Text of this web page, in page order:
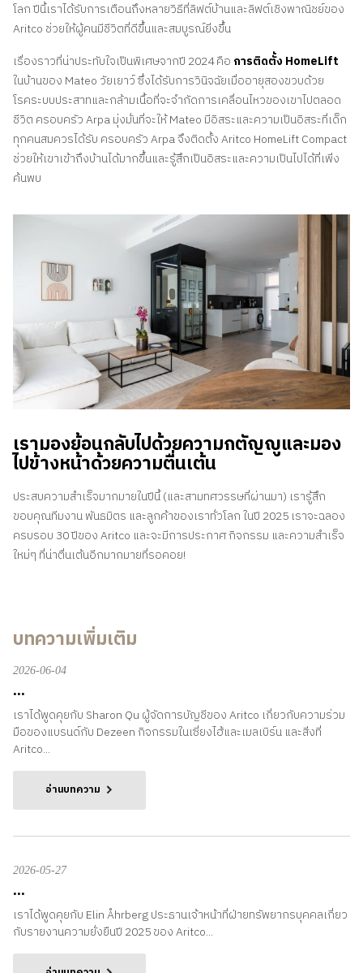
โลก ปีนี้เราได้รับการเตือนถึงหลายวิธีที่ลิฟต์บ้านและลิฟต์เชิงพาณิชย์ของ
Aritco ช่วยให้ผู้คนมีชีวิตที่ดีขึ้นและสมบูรณ์ยิ่งขึ้น
เรื่องราวที่น่าประทับใจเป็นพิเศษจากปี 2024 คือ การติดตั้ง HomeLift
ในบ้านของ Mateo วัยเยาว์ ซึ่งได้รับการวินิจฉัยเมื่ออายุสองขวบด้วย
โรคระบบประสาทและกล้ามเนื้อที่จะจํากัดการเคลื่อนไหวของเขาไปตลอด
ชีวิต ครอบครัว Arpa มุ่งมั่นที่จะให้ Mateo มีอิสระและความเป็นอิสระที่เด็ก
ทุกคนสมควรได้รับ ครอบครัว Arpa จึงติดตั้ง Aritco HomeLift Compact
ช่วยให้เขาเข้าถึงบ้านได้มากขึ้นและรู้สึกเป็นอิสระและความเป็นไปได้ที่เพิ่ง
ค้นพบ
เรามองย้อนกลับไปด้วยความกตัญญูและมอง
ไปข้างหน้าด้วยความตื่นเต้น
ประสบความสําเร็จมากมายในปีนี้ (และสามทศวรรษที่ผ่านมา) เรารู้สึก
ขอบคุณทีมงาน พันธมิตร และลูกค้าของเราทั่วโลก ในปี 2025 เราจะฉลอง
ครบรอบ 30 ปีของ Aritco และจะมีการประกาศ กิจกรรม และความสําเร็จ
ใหม่ๆ ที่น่าตื่นเต้นอีกมากมายที่รอคอย!
บทความเพิ่มเติม
2026-06-04
...
เราได้พูดคุยกับ Sharon Qu ผู้จัดการบัญชีของ Aritco เกี่ยวกับความร่วม
มือของแบรนด์กับ Dezeen กิจกรรมในเซี่ยงไฮ้และเมลเบิร์น และสิ่งที่
Aritco...
อ่านบทความ
2026-05-27
...
เราได้พูดคุยกับ Elin Åhrberg ประธานเจ้าหน้าที่ฝ่ายทรัพยากรบุคคลเกี่ยว
กับรายงานความยั่งยืนปี 2025 ของ Aritco...